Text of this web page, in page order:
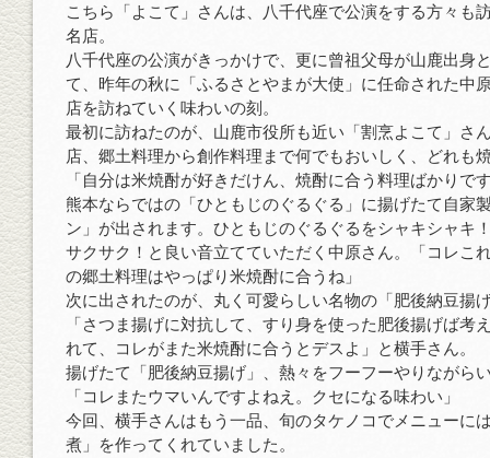
こちら「よこて」さんは、八千代座で公演をする方々も
名店。
八千代座の公演がきっかけで、更に曾祖父母が山鹿出身
て、昨年の秋に「ふるさとやまが大使」に任命された中
店を訪ねていく味わいの刻。
最初に訪ねたのが、山鹿市役所も近い「割烹よこて」さ
店、郷土料理から創作料理まで何でもおいしく、どれも
「自分は米焼酎が好きだけん、焼酎に合う料理ばかりで
熊本ならではの「ひともじのぐるぐる」に揚げたて自家
ン」が出されます。ひともじのぐるぐるをシャキシャキ
サクサク！と良い音立てていただく中原さん。「コレこ
の郷土料理はやっぱり米焼酎に合うね」
次に出されたのが、丸く可愛らしい名物の「肥後納豆揚
「さつま揚げに対抗して、すり身を使った肥後揚げば考
れて、コレがまた米焼酎に合うとデスよ」と横手さん。
揚げたて「肥後納豆揚げ」、熱々をフーフーやりながら
「コレまたウマいんですよねえ。クセになる味わい」
今回、横手さんはもう一品、旬のタケノコでメニューに
煮」を作ってくれていました。